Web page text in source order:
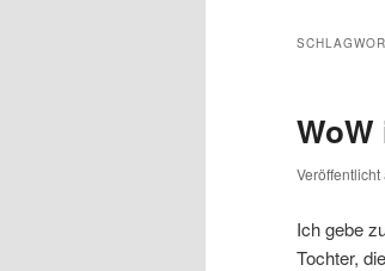
Veröffentlicht
Ich gebe
Tochter,